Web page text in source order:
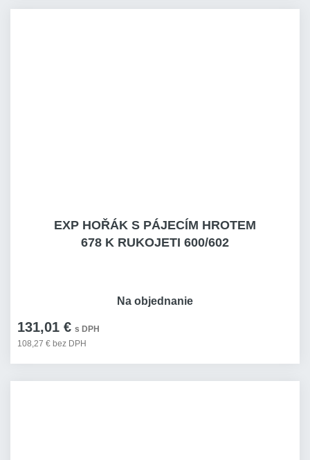
EXP HOŘÁK S PÁJECÍM HROTEM
678 K RUKOJETI 600/602
131,01 € s DPH
108,27 € bez DPH
Na objednanie